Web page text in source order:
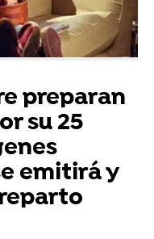
preparan
su 25
emitirá y